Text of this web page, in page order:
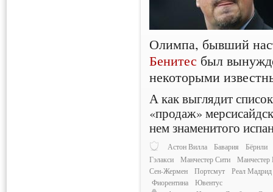
Олимпа, бывший
Бенитес был
некоторыми
А как выглядит
«продаж»
нем знаменитого
Астон Вилла Бавария
Бёрнли
Гэлакси
Манчестер Сити
Манчестер
Сен-Жермен
Портсмут
Реал Мадрид
Фиорентина
Ювентус